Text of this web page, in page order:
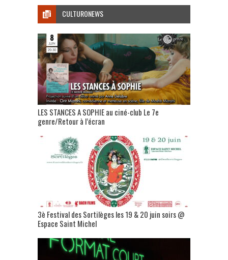
CULTURONEWS
LES STANCES A SOPHIE au ciné-club Le 7e
genre/Retour à l’écran
3è Festival des Sortilèges les 19 & 20 juin soirs @
Espace Saint Michel